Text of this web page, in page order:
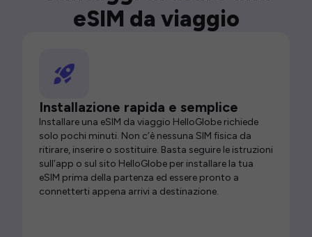
eSIM da viaggio
Installazione rapida e semplice
Installare una eSIM da viaggio HelloGlobe richiede
solo pochi minuti. Non c’è nessuna SIM fisica da
ritirare, inserire o sostituire. Basta seguire le istruzioni
sull’app o sul sito HelloGlobe per installare la tua
eSIM prima della partenza ed essere pronto a
connetterti appena arrivi a destinazione.